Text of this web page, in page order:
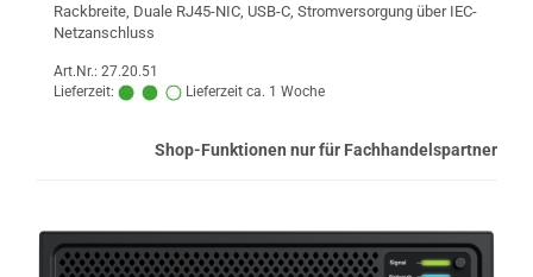
Rackbreite, Duale RJ45-NIC, USB-C, Stromversorgung über IEC-
Netzanschluss
Art.Nr.: 27.20.51
Lieferzeit:
Lieferzeit ca. 1 Woche
Shop-Funktionen nur für Fachhandelspartner